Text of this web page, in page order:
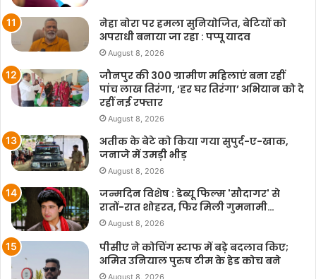
नेहा बोरा पर हमला सुनियोजित, बेटियों को
अपराधी बनाया जा रहा : पप्पू यादव
August 8, 2026
जौनपुर की 300 ग्रामीण महिलाएं बना रहीं
पांच लाख तिरंगा, ‘हर घर तिरंगा’ अभियान को दे
रहीं नई रफ्तार
August 8, 2026
अतीक के बेटे को किया गया सुपुर्द-ए-खाक,
जनाजे में उमड़ी भीड़
August 8, 2026
जन्मदिन विशेष : डेब्यू फिल्म 'सौदागर' से
रातों-रात शोहरत, फिर मिली गुमनामी…
August 8, 2026
पीसीए ने कोचिंग स्टाफ में बड़े बदलाव किए;
अमित उनियाल पुरुष टीम के हेड कोच बने
August 8, 2026